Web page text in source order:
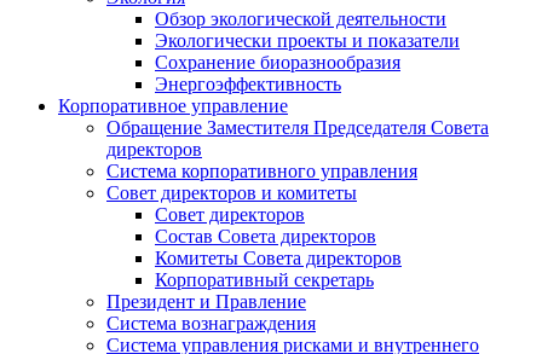
Обзор экологической деятельности
Экологически проекты и показатели
Сохранение биоразнообразия
Энергоэффективность
Корпоративное управление
Обращение Заместителя Председателя Совета
директоров
Система корпоративного управления
Совет директоров и комитеты
Совет директоров
Состав Совета директоров
Комитеты Совета директоров
Корпоративный секретарь
Президент и Правление
Система вознаграждения
Система управления рисками и внутреннего